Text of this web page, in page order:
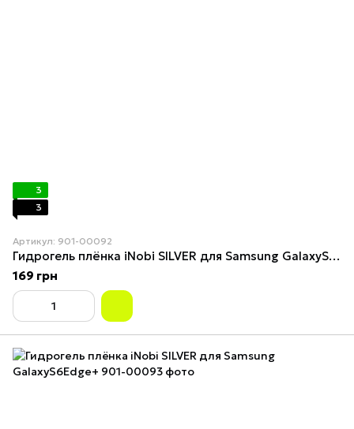
3
3
Артикул: 901-00092
Гидрогель плёнка iNobi SILVER для Samsung GalaxyS6Edge
169 грн